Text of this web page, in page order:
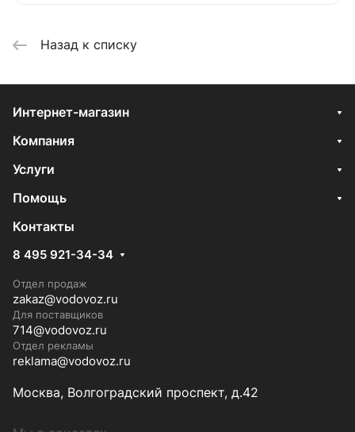
Назад к списку
Интернет-магазин
Компания
Услуги
Помощь
Контакты
8 495 921-34-34
Отдел продаж
zakaz@vodovoz.ru
Для поставщиков
714@vodovoz.ru
Отдел рекламы
reklama@vodovoz.ru
Москва, Волгоградский проспект, д.42